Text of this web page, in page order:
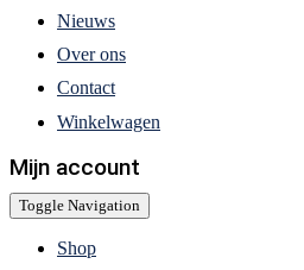
Nieuws
Over ons
Contact
Winkelwagen
Mijn account
Toggle Navigation
Shop